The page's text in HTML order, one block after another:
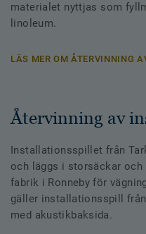
materialet nyttjas som
linoleum.
LÄS MER OM ÅTERVINNING
Återvinning av
Installationsspillet från
och läggs i storsäckar
fabrik i Ronneby för
gäller installationsspill
med akustikbaksida.